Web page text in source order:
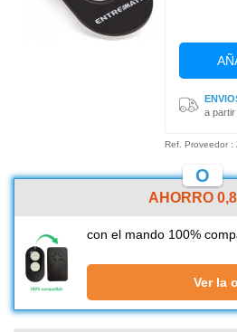
a partir
Ref. Proveedor :
O
AHORRO
con el mando 100%
Ver la